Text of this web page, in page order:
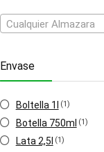
Cualquier Almazara
Envase
Boltella 1l (1)
Botella 750ml (1)
Lata 2,5l (1)